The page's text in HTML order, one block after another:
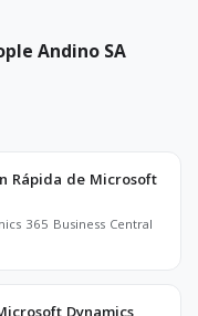
Andino SA
Rápida de Microsoft
365 Business Central
Dynamics